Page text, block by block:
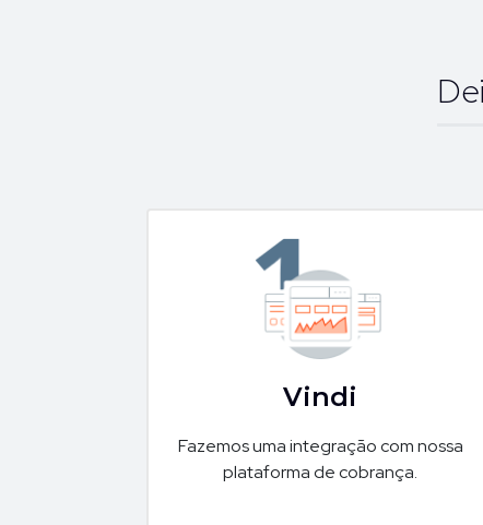
Vindi
Fazemos uma integração com nossa
plataforma de cobrança.